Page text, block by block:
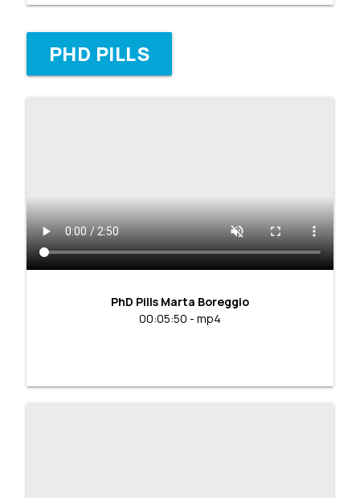
PHD PILLS
PhD Pills Marta Boreggio
00:05:50 - mp4